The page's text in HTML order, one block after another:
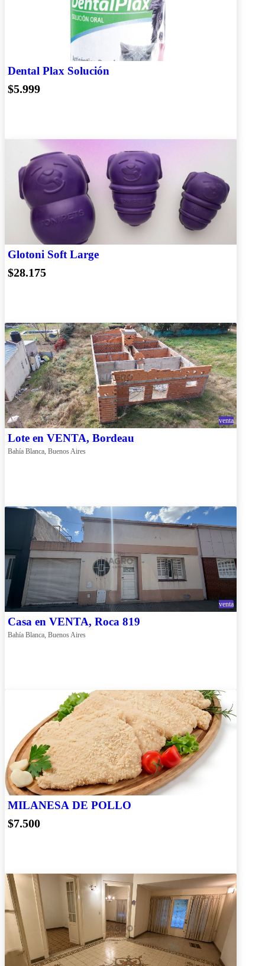
Dental Plax Solución
$5.999
Glotoni Soft Large
$28.175
venta
Lote en VENTA, Bordeau
Bahía Blanca, Buenos Aires
venta
Casa en VENTA, Roca 819
Bahía Blanca, Buenos Aires
MILANESA DE POLLO
$7.500